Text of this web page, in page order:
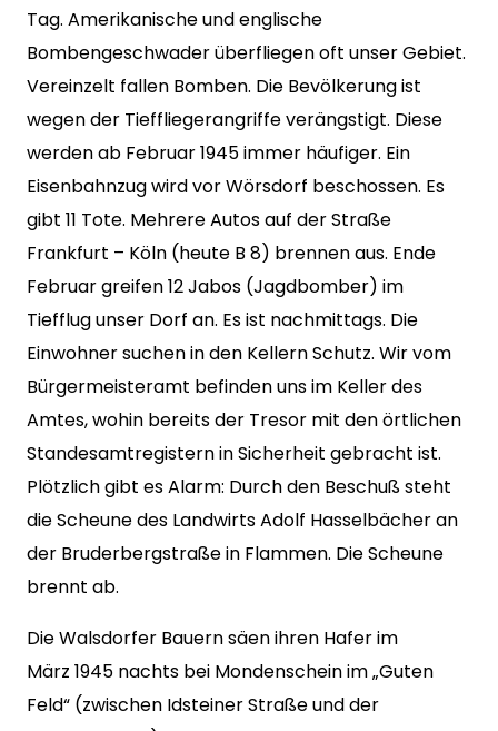
Tag. Amerikanische und englische
Bombengeschwader überfliegen oft unser Gebiet.
Vereinzelt fallen Bomben. Die Bevölkerung ist
wegen der Tieffliegerangriffe verängstigt. Diese
werden ab Februar 1945 immer häufiger. Ein
Eisenbahnzug wird vor Wörsdorf beschossen. Es
gibt 11 Tote. Mehrere Autos auf der Straße
Frankfurt – Köln (heute B 8) brennen aus. Ende
Februar greifen 12 Jabos (Jagdbomber) im
Tiefflug unser Dorf an. Es ist nachmittags. Die
Einwohner suchen in den Kellern Schutz. Wir vom
Bürgermeisteramt befinden uns im Keller des
Amtes, wohin bereits der Tresor mit den örtlichen
Standesamtregistern in Sicherheit gebracht ist.
Plötzlich gibt es Alarm: Durch den Beschuß steht
die Scheune des Landwirts Adolf Hasselbächer an
der Bruderbergstraße in Flammen. Die Scheune
brennt ab.
Die Walsdorfer Bauern säen ihren Hafer im
März 1945 nachts bei Mondenschein im „Guten
Feld“ (zwischen Idsteiner Straße und der